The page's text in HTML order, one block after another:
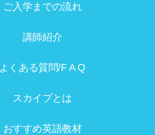
ご入学までの流れ
講師紹介
よくある質問/F A Q
スカイプとは
おすすめ英語教材